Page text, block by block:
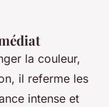
la couleur,
il referme les
intense et